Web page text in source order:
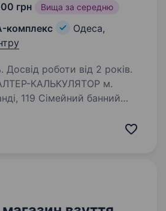
грн Вища за середню
комплекс
Одеса,
Досвід роботи від 2 років.
КАЛЬКУЛЯТОР м.
119 Сімейний банний
запрошує до своєї